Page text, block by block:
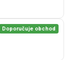
Doporučuje obchod